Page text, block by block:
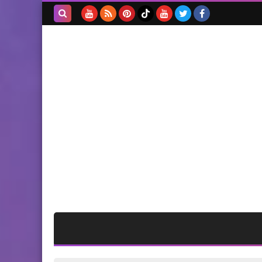
يريد الرحيل.. عليه دفع الشرط
الجزائي
مفاجأة: الحرارة الى انخفاض..